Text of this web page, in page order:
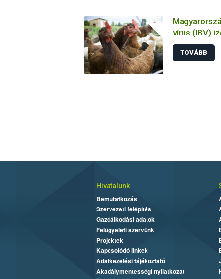
vírus (IBV)
biológiai
TOVÁBB
Hivatalunk
Bemutatkozás
Szervezeti felépítés
Gazdálkodási adatok
Felügyeleti szervünk
Projektek
Kapcsolódó linkek
Adatkezelési tájékoztató
Akadálymentességi nyilatkozat